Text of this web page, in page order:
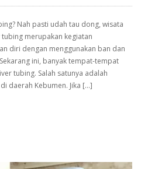
Nah pasti udah tau dong, wisata
merupakan kegiatan
diri dengan menggunakan ban dan
ini, banyak tempat-tempat
tubing. Salah satunya adalah
daerah Kebumen. Jika […]